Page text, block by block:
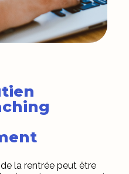
la rentrée peut être